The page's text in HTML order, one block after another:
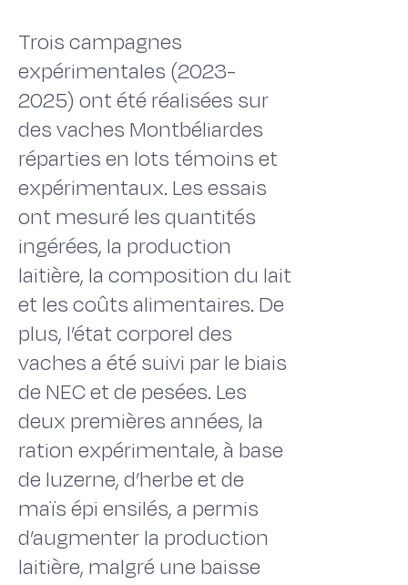
Trois campagnes
expérimentales (2023-
2025) ont été réalisées sur
des vaches Montbéliardes
réparties en lots témoins et
expérimentaux. Les essais
ont mesuré les quantités
ingérées, la production
laitière, la composition du lait
et les coûts alimentaires. De
plus, l’état corporel des
vaches a été suivi par le biais
de NEC et de pesées. Les
deux premières années, la
ration expérimentale, à base
de luzerne, d’herbe et de
maïs épi ensilés, a permis
d’augmenter la production
laitière, malgré une baisse